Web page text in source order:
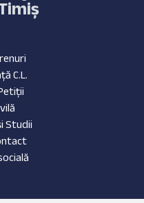
C.L.
Studii